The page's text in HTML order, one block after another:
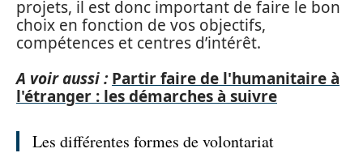
projets, il est donc important de faire le bon
choix en fonction de vos objectifs,
compétences et centres d’intérêt.
A voir aussi : Partir faire de l'humanitaire à
l'étranger : les démarches à suivre
Les différentes formes de volontariat